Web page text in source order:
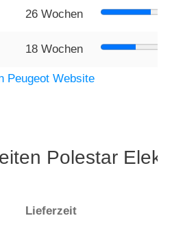
26 Wochen
18 Wochen
Peugeot Website
Polestar
Lieferzeit